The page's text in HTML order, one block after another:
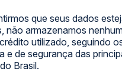
que seus dados
não armazenamos
utilizado, seguindo
e de segurança das
Brasil.